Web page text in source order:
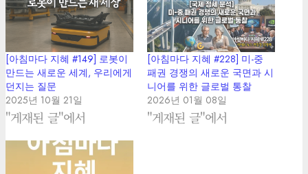
[아침마다 지혜 #149] 로봇이
만드는 새로운 세계, 우리에게
던지는 질문
2025년 10월 21일
"게재된 글"에서
[아침마다 지혜 #228] 미-중
패권 경쟁의 새로운 국면과 시
니어를 위한 글로벌 통찰
2026년 01월 08일
"게재된 글"에서